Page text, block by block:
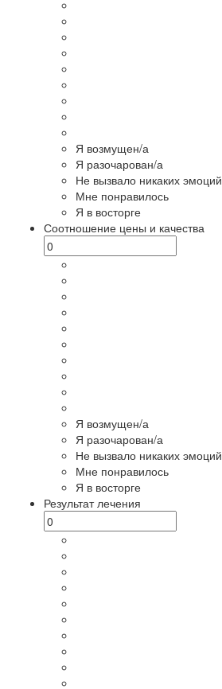
Я возмущен/а
Я разочарован/а
Не вызвало никаких эмоций
Мне понравилось
Я в восторге
Соотношение цены и качества
Я возмущен/а
Я разочарован/а
Не вызвало никаких эмоций
Мне понравилось
Я в восторге
Результат лечения